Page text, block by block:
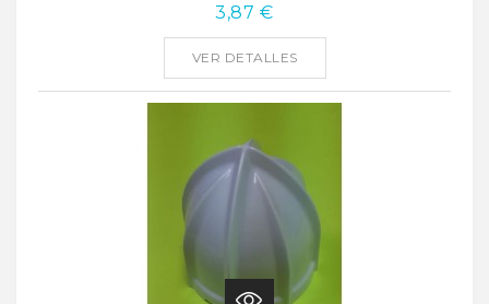
3,87 €
VER DETALLES